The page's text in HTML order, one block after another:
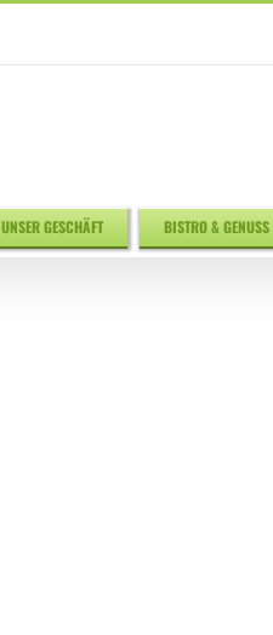
UNSER GESCHÄFT BISTRO & GENUSS